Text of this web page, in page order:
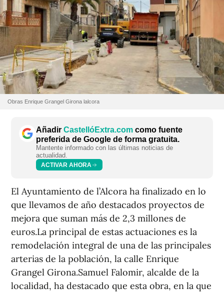
Obras Enrique Grangel Girona lalcora
Añadir CastellóExtra.com como fuente
preferida de Google de forma gratuita.
Mantente informado con las últimas noticias de
actualidad.
ACTIVAR AHORA
El Ayuntamiento de l’Alcora ha finalizado en lo
que llevamos de año destacados proyectos de
mejora que suman más de 2,3 millones de
euros.La principal de estas actuaciones es la
remodelación integral de una de las principales
arterias de la población, la calle Enrique
Grangel Girona.Samuel Falomir, alcalde de la
localidad, ha destacado que esta obra, en la que